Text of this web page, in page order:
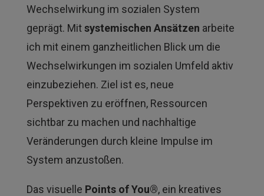
Wechselwirkung im sozialen System
geprägt. Mitsystemischen Ansätzen arbeite
ich mit einem ganzheitlichen Blick um die
Wechselwirkungen im sozialen Umfeld aktiv
einzubeziehen. Ziel ist es, neue
Perspektiven zu eröffnen, Ressourcen
sichtbar zu machen und nachhaltige
Veränderungen durch kleine Impulse im
System anzustoßen.
Das visuelle Points of You®, ein kreatives